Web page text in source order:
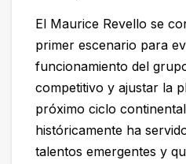
El Maurice Revello se
primer escenario para
funcionamiento del
competitivo y ajustar la
próximo ciclo
históricamente ha
talentos emergentes y